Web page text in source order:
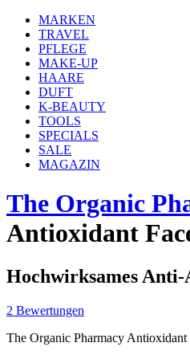
MARKEN
TRAVEL
PFLEGE
MAKE-UP
HAARE
DUFT
K-BEAUTY
TOOLS
SPECIALS
SALE
MAGAZIN
The Organic
Antioxidant
Hochwirksames Anti-
2 Bewertungen
The Organic Pharmacy Antioxidant